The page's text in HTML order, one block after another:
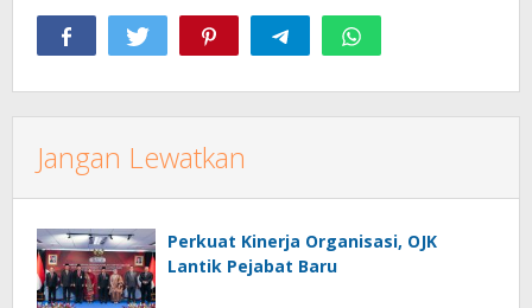
Jangan Lewatkan
Perkuat Kinerja Organisasi, OJK
Lantik Pejabat Baru